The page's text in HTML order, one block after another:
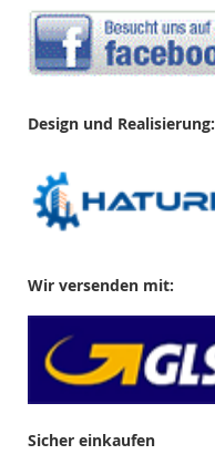
Design und Realisierung:
Wir versenden mit:
Sicher einkaufen